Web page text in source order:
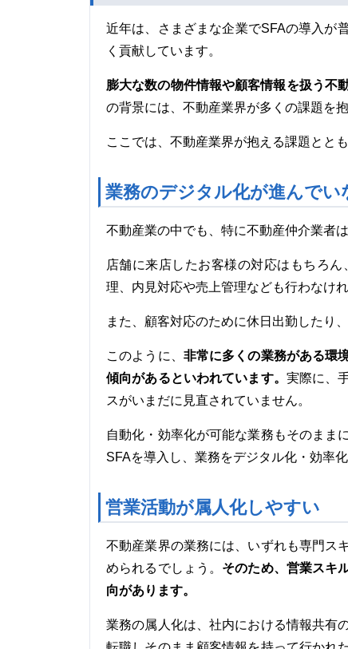
近年は、さまざまな企業でSFAの導入が
く貢献しています。
膨大な数の物件情報や顧客情報を扱う不
の背景には、不動産業界が多くの課題を
ここでは、不動産業界が抱える課題とと
業務のデジタル化が進んでい
不動産業の中でも、特に不動産仲介業者
店舗に来店したお客様の対応はもちろ
理、内見対応や売上管理なども行わなけれ
また、顧客対応のために休日出勤したり
このように、 非常に多くの業務がある環
傾向があるといわれています。 実際に、
スがいまだに見直されていません。
自動化・効率化が可能な業務もそのまま
SFAを導入し、業務をデジタル化・効率
営業活動が属人化しやすい
不動産業界の業務には、いずれも専門ス
められるでしょう。 そのため、営業スキ
向があります。
業務の属人化は、社内における情報共有